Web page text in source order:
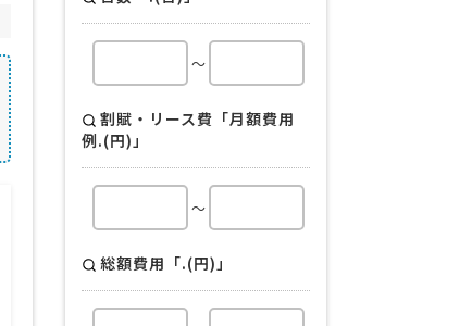
取り扱い商品・サービス
OA機器
ビジネスフォン
～
割賦・リース費「月額費用
例.(円)」
～
総額費用「.(円)」